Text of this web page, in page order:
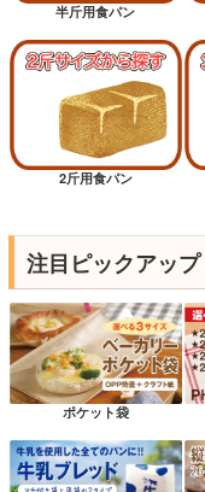
半斤用食パン
2斤用食パン
注目ピックアップ
ポケット袋